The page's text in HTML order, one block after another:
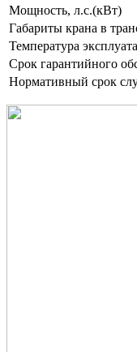
Мощность, л.с.(кВт)
Габариты крана в
Температура
Срок гарантийного
Нормативный срок